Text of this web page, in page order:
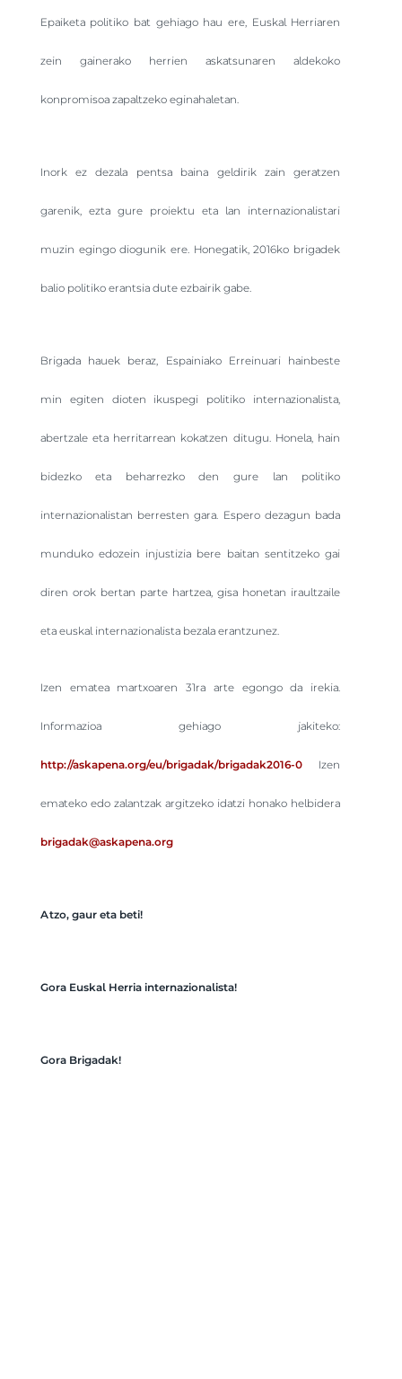
Epaiketa politiko bat gehiago hau ere, Euskal Herriaren
zein gainerako herrien askatsunaren aldekoko
konpromisoa zapaltzeko eginahaletan.
Inork ez dezala pentsa baina geldirik zain geratzen
garenik, ezta gure proiektu eta lan internazionalistari
muzin egingo diogunik ere. Honegatik, 2016ko brigadek
balio politiko erantsia dute ezbairik gabe.
Brigada hauek beraz, Espainiako Erreinuari hainbeste
min egiten dioten ikuspegi politiko internazionalista,
abertzale eta herritarrean kokatzen ditugu. Honela, hain
bidezko eta beharrezko den gure lan politiko
internazionalistan berresten gara. Espero dezagun bada
munduko edozein injustizia bere baitan sentitzeko gai
diren orok bertan parte hartzea, gisa honetan iraultzaile
eta euskal internazionalista bezala erantzunez.
Izen ematea martxoaren 31ra arte egongo da irekia.
Informazioa gehiago jakiteko:
http://askapena.org/eu/brigadak/brigadak2016-0Izen
emateko edo zalantzak argitzeko idatzi honako helbidera
brigadak@askapena.org
Atzo, gaur eta beti!
Gora Euskal Herria internazionalista!
Gora Brigadak!